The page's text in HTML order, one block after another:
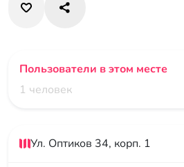
Пользователи в этом месте
1 человек
Ул. Оптиков 34, корп. 1